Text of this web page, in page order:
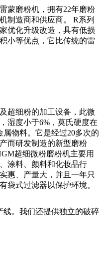
蒙磨粉机，拥有22年磨粉
制造商和供应商。 R系列
优化升级改造，具有低损
小等优点，它比传统的雷
超细粉的加工设备，此微
湿度小于6%，莫氏硬度在
物料。它是经过20多次的
而研发制造的新型磨粉
超细微粉磨粉机主要用
涂料、颜料和化妆品行
惠、产量大，并且一年只
袋式过滤器以保护环境。
。我们还提供独立的破碎